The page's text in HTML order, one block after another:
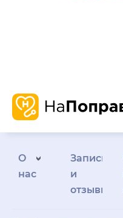
О
нас
Запись
и
отзывы